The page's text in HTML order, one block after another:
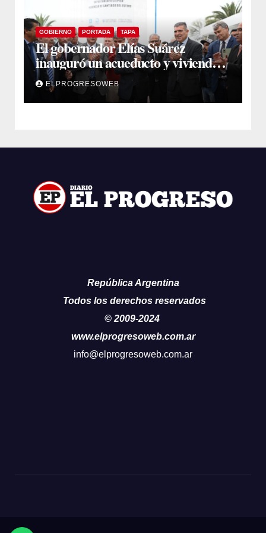
GOBIERNO PORTADA TAPA
El gobernador Elías Suárez
inauguró un acueducto y viviendas
sociales en El Simbol y Nueva
Francia
ELPROGRESOWEB
República Argentina
Todos los derechos reservados
© 2009-2024
www.elprogresoweb.com.ar
info@elprogresoweb.com.ar